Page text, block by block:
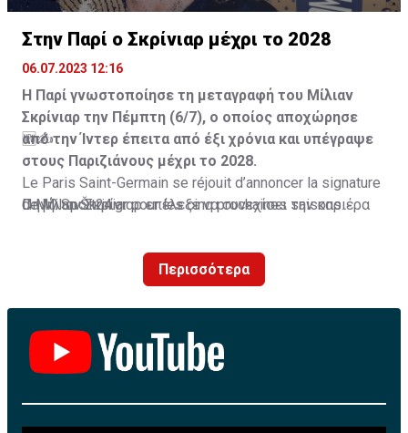
Στην Παρί ο Σκρίνιαρ μέχρι το 2028
06.07.2023 12:16
Η Παρί γνωστοποίησε τη μεταγραφή του Μίλιαν
Σκρίνιαρ την Πέμπτη (6/7), ο οποίος αποχώρησε
από την Ίντερ έπειτα από έξι χρόνια και υπέγραψε
στους Παριζιάνους μέχρι το 2028.
Ο Μίλιαν Σκρίνιαρ επέλεξε να συνεχίσει την καριέρα
Οι Παριζιάνοι ανακοίνωσαν την απόκτηση του
Σλοβάκου στόπερ την Πέμπτη (6/7), με τον οποίο και
συμφώνησαν για συμβόλαιο μέχρι το καλοκαίρι του
2028.
Ο Σκρίνιαρ για μία εξαετία ήταν ένας από τους
σωματοφύλακες της Ίντερ, έχοντας καταγράψει 246
🆕✍️
Le Paris Saint-Germain se réjouit d’annoncer la signature
de Milan Škriniar pour les cinq prochaines saisons.
#WelcomeŠkriniar
— Paris Saint-Germain (@PSG_inside)
Πηγή: Sport24.gr
Περισσότερα